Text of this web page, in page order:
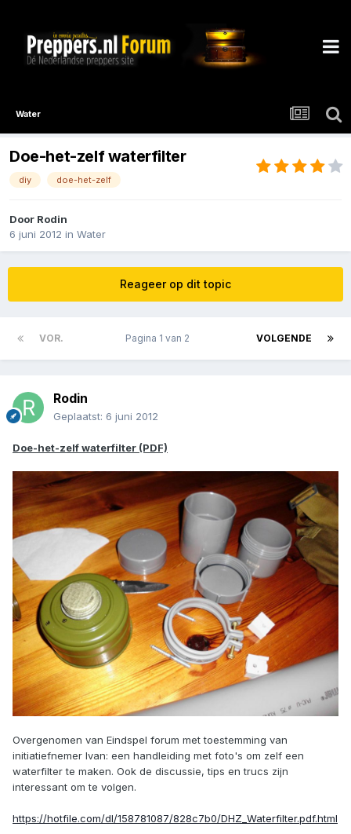
Water
Doe-het-zelf waterfilter
diy doe-het-zelf
Door Rodin
6 juni 2012 in Water
Reageer op dit topic
VOR. VOLGENDE
Pagina 1 van 2
Rodin
Geplaatst: 6 juni 2012
Doe-het-zelf waterfilter (PDF)
Overgenomen van Eindspel forum met toestemming van
initiatiefnemer Ivan: een handleiding met foto's om zelf een
waterfilter te maken. Ook de discussie, tips en trucs zijn
interessant om te volgen.
https://hotfile.com/dl/158781087/828c7b0/DHZ_Waterfilter.pdf.html